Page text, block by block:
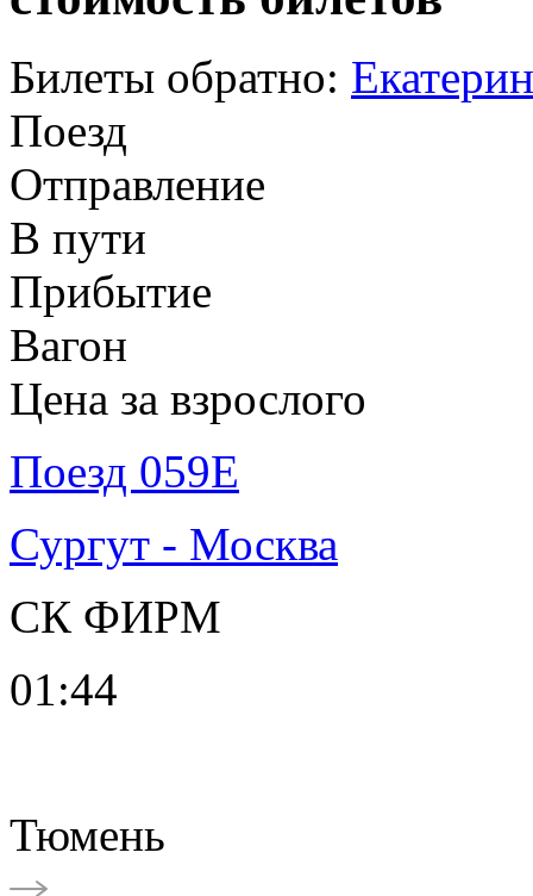
Билеты обратно:
Поезд
Отправление
В пути
Прибытие
Вагон
Цена за взрослого
Поезд 059Е
Сургут - Москва
СК ФИРМ
01:44
Тюмень